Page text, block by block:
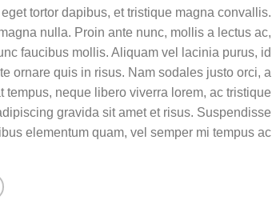
tortor dapibus, et tristique magna convallis.
nulla. Proin ante nunc, mollis a lectus ac,
faucibus mollis. Aliquam vel lacinia purus, id
ornare quis in risus. Nam sodales justo orci, a
neque libero viverra lorem, ac tristique
gravida sit amet et risus. Suspendisse
elementum quam, vel semper mi tempus ac.